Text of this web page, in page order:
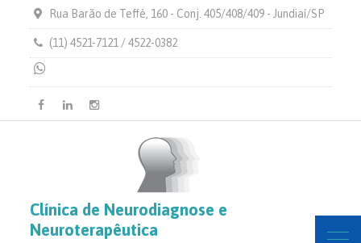
Rua Barão de Teffé, 160 - Conj. 405/408/409 - Jundiaí/SP
(11) 4521-7121 / 4522-0382
Facebook
LinkedinInstagram
Clínica de Neurodiagnose e
Neuroterapêutica